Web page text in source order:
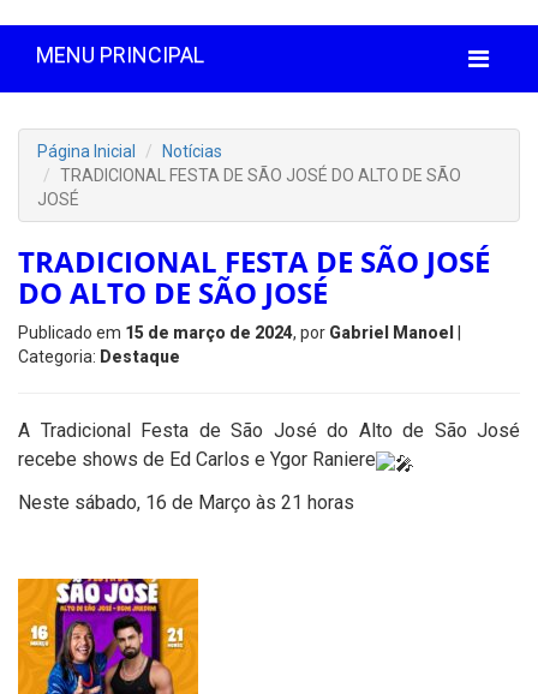
MENU PRINCIPAL
Página Inicial
Notícias
TRADICIONAL FESTA DE SÃO JOSÉ DO ALTO DE SÃO
JOSÉ
TRADICIONAL FESTA DE SÃO JOSÉ
DO ALTO DE SÃO JOSÉ
Publicado em 15 de março de 2024, por Gabriel Manoel
Categoria: Destaque
A Tradicional Festa de São José do Alto de São José
recebe shows de Ed Carlos e Ygor Raniere
Neste sábado, 16 de Março às 21 horas